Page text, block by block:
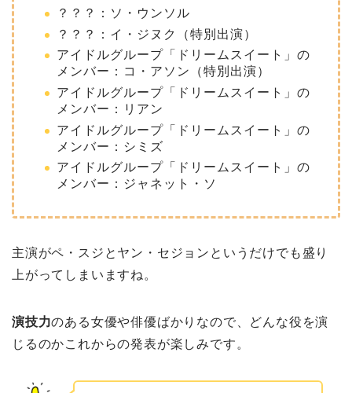
？？？：ソ・ウンソル
？？？：イ・ジヌク（特別出演）
アイドルグループ「ドリームスイート」の
メンバー：コ・アソン（特別出演）
アイドルグループ「ドリームスイート」の
メンバー：リアン
アイドルグループ「ドリームスイート」の
メンバー：シミズ
アイドルグループ「ドリームスイート」の
メンバー：ジャネット・ソ
主演がペ・スジとヤン・セジョンというだけでも盛り
上がってしまいますね。
演技力のある女優や俳優ばかりなので、どんな役を演
じるのかこれからの発表が楽しみです。